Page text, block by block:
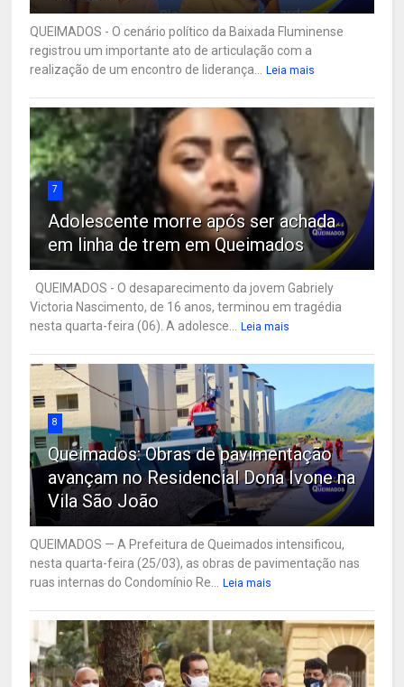
QUEIMADOS - O cenário político da Baixada Fluminense
registrou um importante ato de articulação com a
realização de um encontro de liderança...
Leia mais
7
Adolescente morre após ser achada
em linha de trem em Queimados
QUEIMADOS - O desaparecimento da jovem Gabriely
Victoria Nascimento, de 16 anos, terminou em tragédia
nesta quarta-feira (06). A adolesce...
Leia mais
8
Queimados: Obras de pavimentação
avançam no Residencial Dona Ivone na
Vila São João
QUEIMADOS — A Prefeitura de Queimados intensificou,
nesta quarta-feira (25/03), as obras de pavimentação nas
ruas internas do Condomínio Re...
Leia mais